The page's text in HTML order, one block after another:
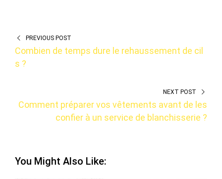
PREVIOUS POST
Combien de temps dure le rehaussement de cil
s ?
NEXT POST
Comment préparer vos vêtements avant de les
confier à un service de blanchisserie ?
You Might Also Like: